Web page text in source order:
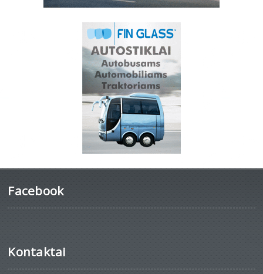
Facebook
Kontaktai